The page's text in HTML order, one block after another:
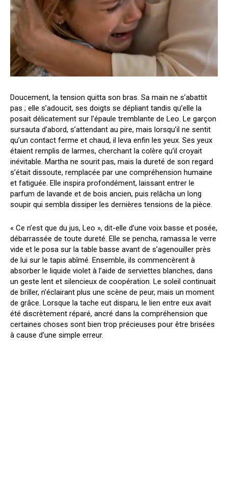
Doucement, la tension quitta son bras. Sa main ne s’abattit
pas ; elle s’adoucit, ses doigts se dépliant tandis qu’elle la
posait délicatement sur l’épaule tremblante de Leo. Le garçon
sursauta d’abord, s’attendant au pire, mais lorsqu’il ne sentit
qu’un contact ferme et chaud, il leva enfin les yeux. Ses yeux
étaient remplis de larmes, cherchant la colère qu’il croyait
inévitable. Martha ne sourit pas, mais la dureté de son regard
s’était dissoute, remplacée par une compréhension humaine
et fatiguée. Elle inspira profondément, laissant entrer le
parfum de lavande et de bois ancien, puis relâcha un long
soupir qui sembla dissiper les dernières tensions de la pièce.
« Ce n’est que du jus, Leo », dit-elle d’une voix basse et posée,
débarrassée de toute dureté. Elle se pencha, ramassa le verre
vide et le posa sur la table basse avant de s’agenouiller près
de lui sur le tapis abîmé. Ensemble, ils commencèrent à
absorber le liquide violet à l’aide de serviettes blanches, dans
un geste lent et silencieux de coopération. Le soleil continuait
de briller, n’éclairant plus une scène de peur, mais un moment
de grâce. Lorsque la tache eut disparu, le lien entre eux avait
été discrètement réparé, ancré dans la compréhension que
certaines choses sont bien trop précieuses pour être brisées
à cause d’une simple erreur.